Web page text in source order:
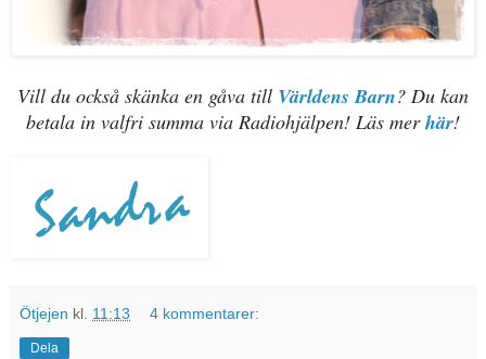
Vill du också skänka en gåva till Världens Barn? Du kan
betala in valfri summa via Radiohjälpen! Läs merhär!
Ötjejen kl. 11:13 4 kommentarer:
Dela